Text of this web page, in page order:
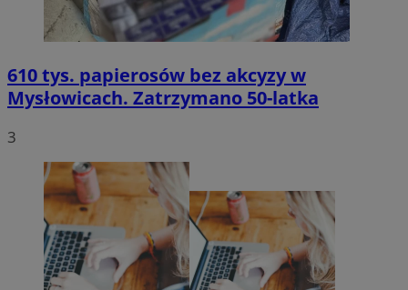
610 tys. papierosów bez akcyzy w
Mysłowicach. Zatrzymano 50-latka
3